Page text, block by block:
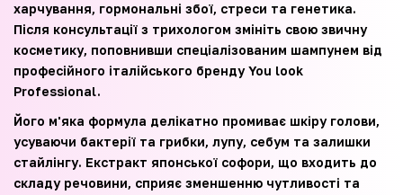
харчування, гормональні збої, стреси та генетика.
Після консультації з трихологом змініть свою звичну
косметику, поповнивши спеціалізованим шампунем від
професійного італійського бренду You look
Professional.
Його м'яка формула делікатно промиває шкіру голови,
усуваючи бактерії та грибки, лупу, себум та залишки
стайлінгу. Екстракт японської софори, що входить до
складу речовини, сприяє зменшенню чутливості та